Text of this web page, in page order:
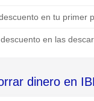
en tu primer
en las
dinero en